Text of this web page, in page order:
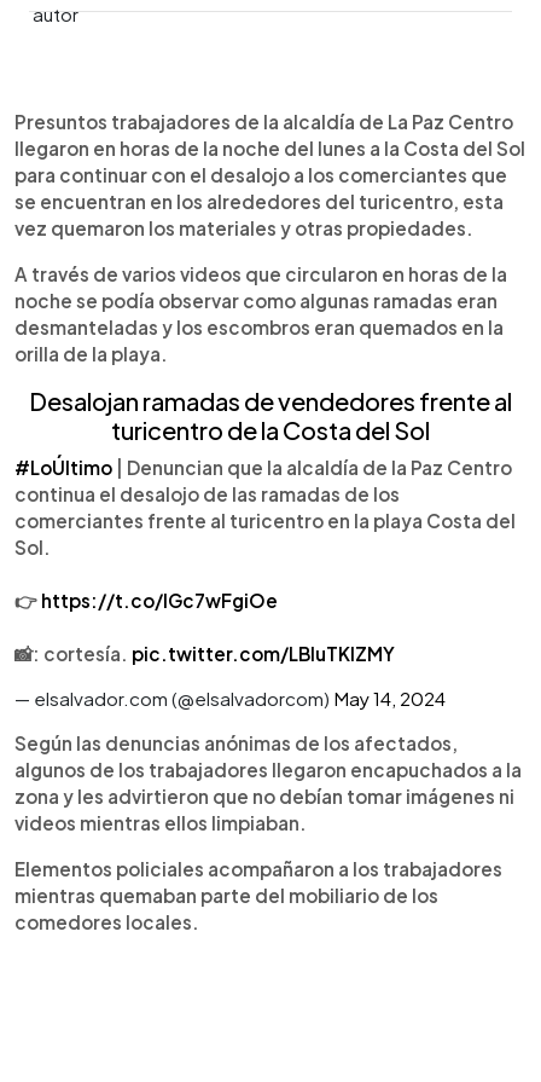
Escuchar artículo
Presuntos trabajadores de la alcaldía de La Paz Centro
llegaron en horas de la noche del lunes a la Costa del Sol
para continuar con el desalojo a los comerciantes que
se encuentran en los alrededores del turicentro, esta
vez quemaron los materiales y otras propiedades.
A través de varios videos que circularon en horas de la
noche se podía observar como algunas ramadas eran
desmanteladas y los escombros eran quemados en la
orilla de la playa.
Desalojan ramadas de vendedores frente al
turicentro de la Costa del Sol
#LoÚltimo | Denuncian que la alcaldía de la Paz Centro
continua el desalojo de las ramadas de los
comerciantes frente al turicentro en la playa Costa del
Sol.
👉 https://t.co/lGc7wFgiOe
📸: cortesía. pic.twitter.com/LBluTKIZMY
— elsalvador.com (@elsalvadorcom) May 14, 2024
Según las denuncias anónimas de los afectados,
algunos de los trabajadores llegaron encapuchados a la
zona y les advirtieron que no debían tomar imágenes ni
videos mientras ellos limpiaban.
Elementos policiales acompañaron a los trabajadores
mientras quemaban parte del mobiliario de los
comedores locales.